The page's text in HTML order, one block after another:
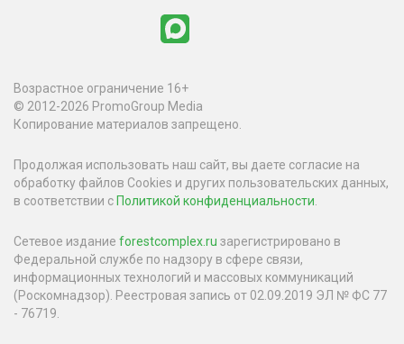
Возрастное ограничение 16+
© 2012-2026 PromoGroup Media
Копирование материалов запрещено.
Продолжая использовать наш сайт, вы даете согласие на
обработку файлов Cookies и других пользовательских данных,
в соответствии с Политикой конфиденциальности.
Сетевое издание forestcomplex.ru зарегистрировано в
Федеральной службе по надзору в сфере связи,
информационных технологий и массовых коммуникаций
(Роскомнадзор). Реестровая запись от 02.09.2019 ЭЛ № ФС 77
- 76719.